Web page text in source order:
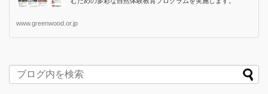
www.greenwood.or.jp